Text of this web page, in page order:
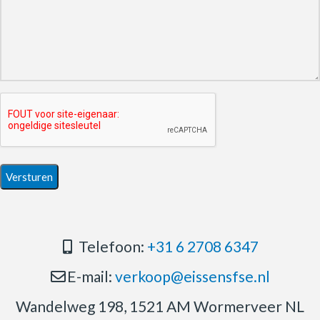
Telefoon: +31 6 2708 6347
E-mail: verkoop@eissensfse.nl
Wandelweg 198, 1521 AM Wormerveer NL